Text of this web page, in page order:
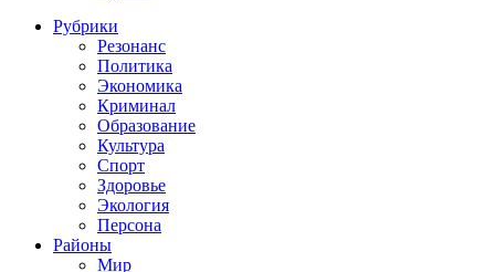
Рубрики
Резонанс
Политика
Экономика
Криминал
Образование
Культура
Спорт
Здоровье
Экология
Персона
Районы
Мир